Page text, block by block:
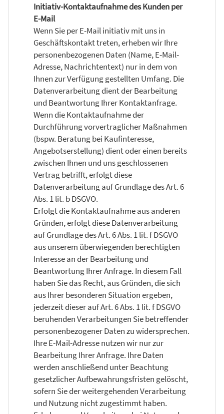
Initiativ-Kontaktaufnahme des Kunden per
E-Mail
Wenn Sie per E-Mail initiativ mit uns in
Geschäftskontakt treten, erheben wir Ihre
personenbezogenen Daten (Name, E-Mail-
Adresse, Nachrichtentext) nur in dem von
Ihnen zur Verfügung gestellten Umfang. Die
Datenverarbeitung dient der Bearbeitung
und Beantwortung Ihrer Kontaktanfrage.
Wenn die Kontaktaufnahme der
Durchführung vorvertraglicher Maßnahmen
(bspw. Beratung bei Kaufinteresse,
Angebotserstellung) dient oder einen bereits
zwischen Ihnen und uns geschlossenen
Vertrag betrifft, erfolgt diese
Datenverarbeitung auf Grundlage des Art. 6
Abs. 1 lit. b DSGVO.
Erfolgt die Kontaktaufnahme aus anderen
Gründen, erfolgt diese Datenverarbeitung
auf Grundlage des Art. 6 Abs. 1 lit. f DSGVO
aus unserem überwiegenden berechtigten
Interesse an der Bearbeitung und
Beantwortung Ihrer Anfrage. In diesem Fall
haben Sie das Recht, aus Gründen, die sich
aus Ihrer besonderen Situation ergeben,
jederzeit dieser auf Art. 6 Abs. 1 lit. f DSGVO
beruhenden Verarbeitungen Sie betreffender
personenbezogener Daten zu widersprechen.
Ihre E-Mail-Adresse nutzen wir nur zur
Bearbeitung Ihrer Anfrage. Ihre Daten
werden anschließend unter Beachtung
gesetzlicher Aufbewahrungsfristen gelöscht,
sofern Sie der weitergehenden Verarbeitung
und Nutzung nicht zugestimmt haben.